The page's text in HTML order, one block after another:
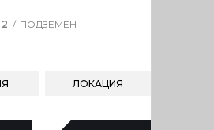
ПОДЗЕМЕН
ЛОКАЦИЯ